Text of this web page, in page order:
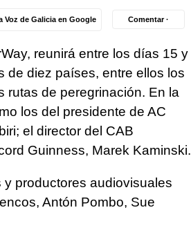
Voz de Galicia en Google Comentar ·
reunirá entre los días 15 y
de diez países, entre ellos los
rutas de peregrinación. En la
los del presidente de AC
el director del CAB
Guinness, Marek Kaminski.
productores audiovisuales
Antón Pombo, Sue